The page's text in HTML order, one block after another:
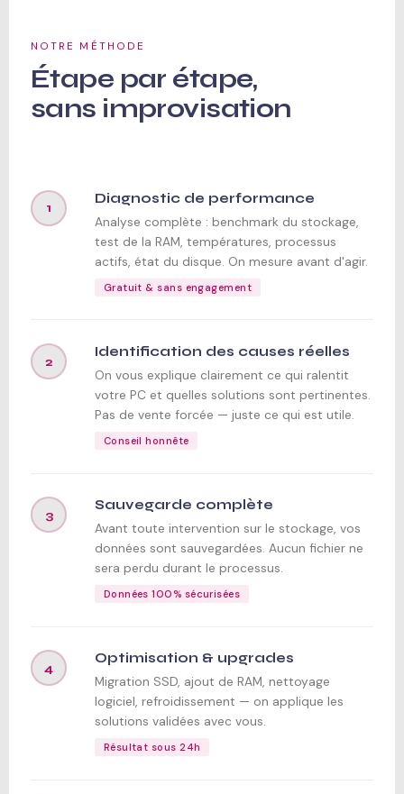
NOTRE MÉTHODE
Étape par étape,
sans improvisation
1
Diagnostic de performance
Analyse complète : benchmark du stockage,
test de la RAM, températures, processus
actifs, état du disque. On mesure avant d'agir.
Gratuit & sans engagement
2
Identification des causes réelles
On vous explique clairement ce qui ralentit
votre PC et quelles solutions sont pertinentes.
Pas de vente forcée — juste ce qui est utile.
Conseil honnête
3
Sauvegarde complète
Avant toute intervention sur le stockage, vos
données sont sauvegardées. Aucun fichier ne
sera perdu durant le processus.
Données 100% sécurisées
4
Optimisation & upgrades
Migration SSD, ajout de RAM, nettoyage
logiciel, refroidissement — on applique les
solutions validées avec vous.
Résultat sous 24h